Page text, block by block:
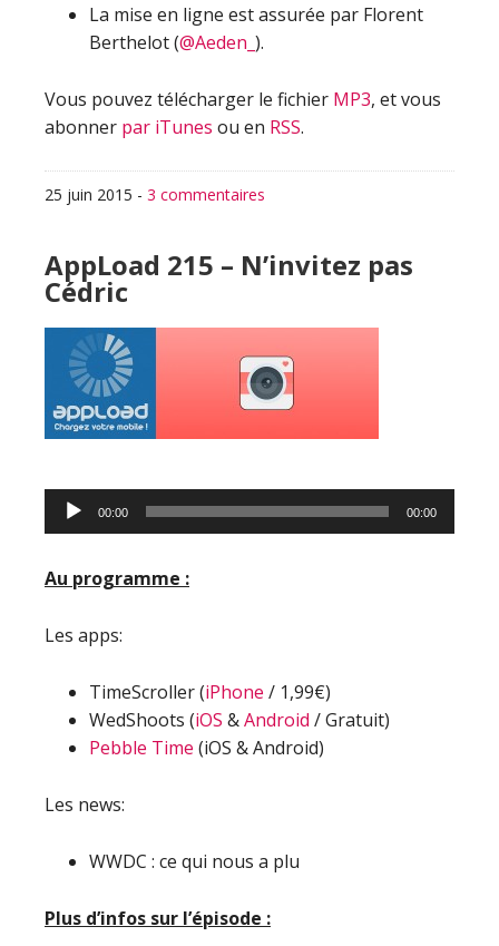
La mise en ligne est assurée par Florent
Berthelot (@Aeden_ ).
Vous pouvez télécharger le fichier MP3, et vous
abonner par iTunes ou en RSS.
25 juin 2015 - 3 commentaires
AppLoad 215 – N’invitez pas
Cédric
Lecteur
audio
00:00 00:00
Au programme :
Les apps:
TimeScroller (iPhone / 1,99€)
WedShoots (iOS &Android / Gratuit)
Pebble Time (iOS & Android)
Les news:
WWDC : ce qui nous a plu
Plus d’infos sur l’épisode :